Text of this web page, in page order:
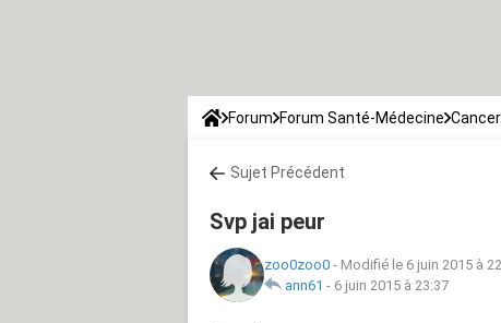
Forum Forum Santé-Médecine Cancer
Sujet Précédent
Svp jai peur
zoo0zoo0 - Modifié le 6 juin 2015 à
ann61 - 6 juin 2015 à 23:37